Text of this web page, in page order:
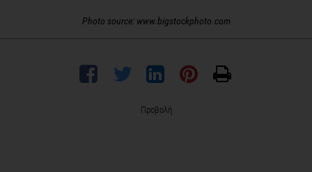
Photo source: www.bigstockphoto.com
Προβολή